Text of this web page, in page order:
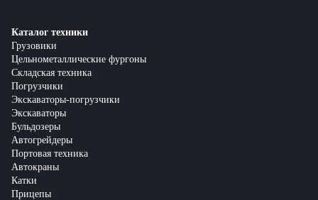
Каталог техники
Грузовики
Цельнометаллические фургоны
Складская техника
Погрузчики
Экскаваторы-погрузчики
Экскаваторы
Бульдозеры
Автогрейдеры
Портовая техника
Автокраны
Катки
Прицепы